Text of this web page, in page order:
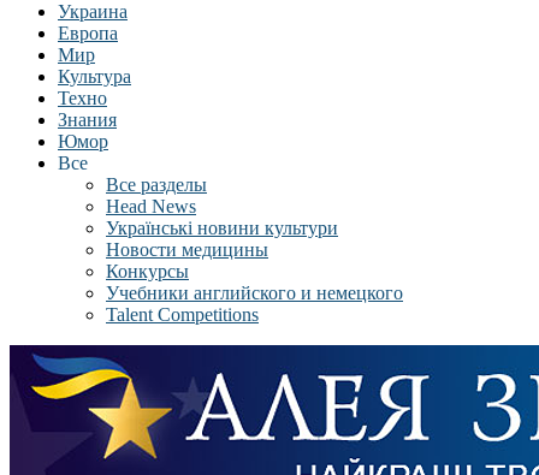
Украина
Европа
Мир
Культура
Техно
Знания
Юмор
Все
Все разделы
Head News
Українські новини культури
Новости медицины
Конкурсы
Учебники английского и немецкого
Talent Competitions